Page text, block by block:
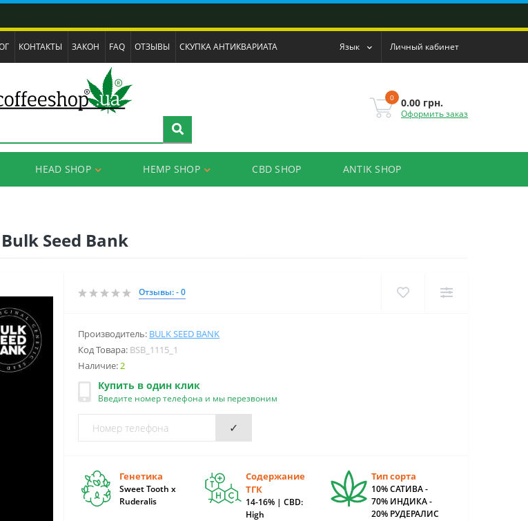
КОНТАКТЫ ЗАКОН FAQ ОТЗЫВЫ СКУПКА АНТИКВАРИАТА Язык Личный кабинет
0 0.00 грн.
Оформить заказ
HEAD SHOP HEMP SHOP CBD SHOP ANTIK SHOP
Seed Bank
Отзывы: - 0
Производитель: BULK SEED BANK
Код Товара: BSB_1115_1
Наличие:2
Купить в один клик
Введите номер телефона и мы перезвоним
✓
Генетика
Sweet Tooth x
Ruderalis
Содержание
ТГК
14-16% | CBD:
High
Тип сорта
10% САТИВА -
70% ИНДИКА -
20% РУДЕРАЛИС